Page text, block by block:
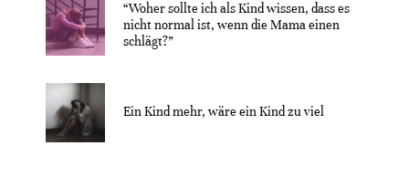
“Woher sollte ich als Kind wissen, dass es
nicht normal ist, wenn die Mama einen
schlägt?”
Ein Kind mehr, wäre ein Kind zu viel